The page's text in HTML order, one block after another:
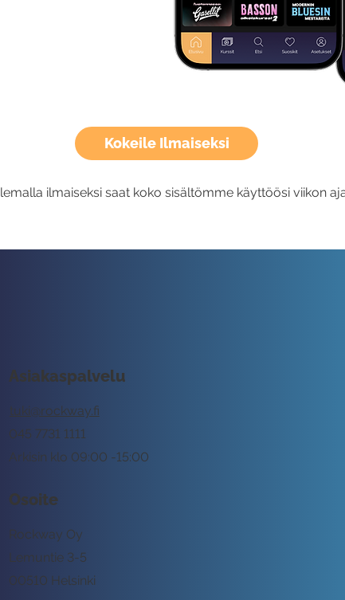
Kokeile Ilmaiseksi
ilmaiseksi saat koko sisältömme käyttöösi viikon
Asiakaspalvelu
tuki@rockway.fi
Arkisin klo 09:00 -15:00
045 7731 1111
Osoite
Rockway Oy
Lemuntie 3-5
00510 Helsinki